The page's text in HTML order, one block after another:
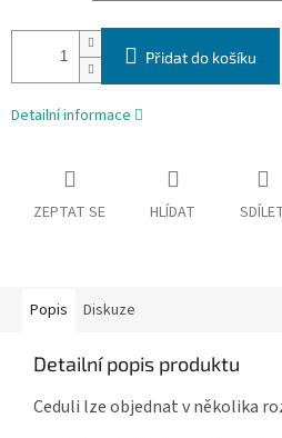
Přidat do košíku
Detailní informace
ZEPTAT SE HLÍDAT
Popis Diskuze
Detailní popis produktu
Ceduli lze objednat v několika